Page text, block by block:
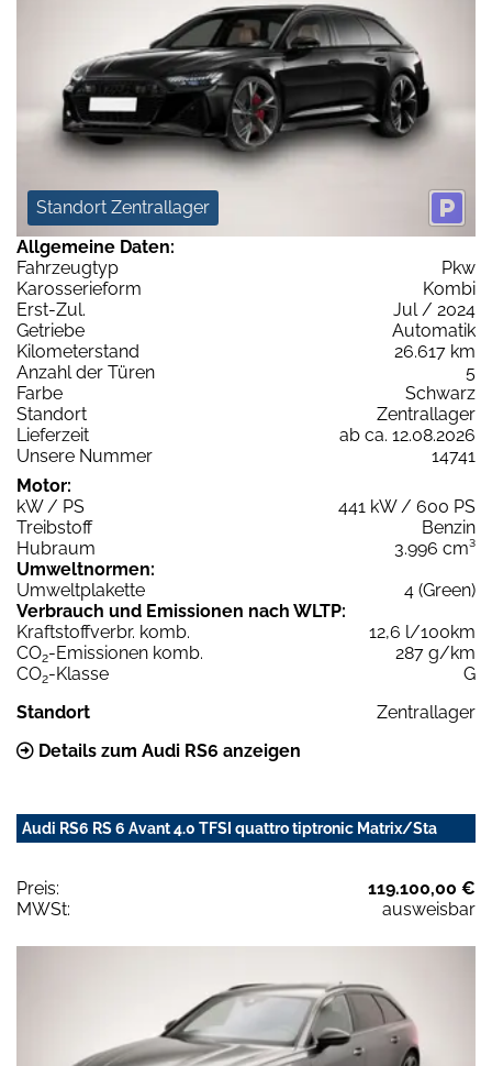
Standort Zentrallager
Allgemeine Daten:
Fahrzeugtyp
Pkw
Karosserieform
Kombi
Erst-Zul.
Jul / 2024
Getriebe
Automatik
Kilometerstand
26.617 km
Anzahl der Türen
5
Farbe
Schwarz
Standort
Zentrallager
Lieferzeit
ab ca. 12.08.2026
Unsere Nummer
14741
Motor:
kW / PS
441 kW / 600 PS
Treibstoff
Benzin
Hubraum
3.996 cm³
Umweltnormen:
Umweltplakette
4 (Green)
Verbrauch und Emissionen nach WLTP:
Kraftstoffverbr. komb.
12,6 l/100km
CO2-Emissionen komb.
287 g/km
CO2-Klasse
G
Standort
Zentrallager
Details zum Audi RS6 anzeigen
Audi RS6 RS 6 Avant 4.0 TFSI quattro tiptronic Matrix/Sta
Preis:
119.100,00 €
MWSt:
ausweisbar